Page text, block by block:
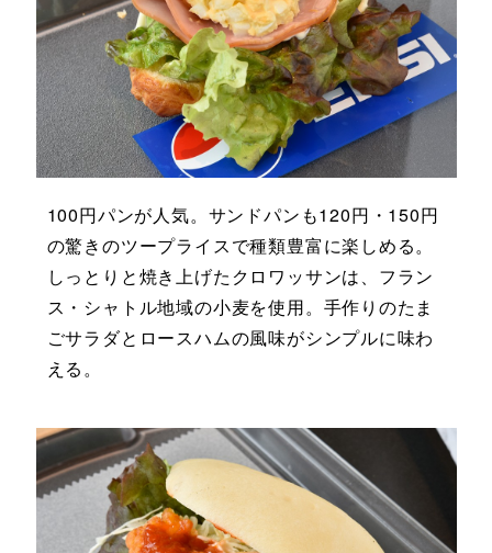
100円パンが人気。サンドパンも120円・150円
の驚きのツープライスで種類豊富に楽しめる。
しっとりと焼き上げたクロワッサンは、フラン
ス・シャトル地域の小麦を使用。手作りのたま
ごサラダとロースハムの風味がシンプルに味わ
える。